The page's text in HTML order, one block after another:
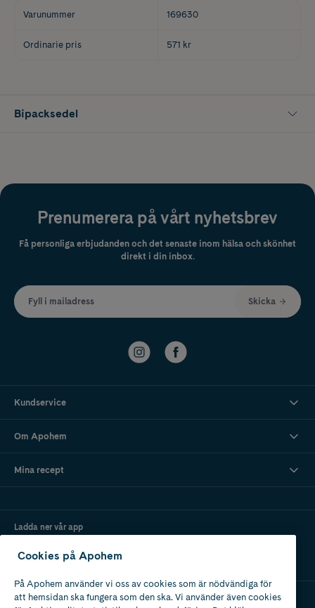
Varunummer 169630
Ordinarie pris 571 kr
Bipacksedel
Prenumerera på vårt nyhetsbrev
Få personliga erbjudanden och det senaste inom hälsa och skönhet
direkt i din inbox.
Fyll i mailadress Skicka
Kundservice
Om Apohem
Mina recept
Ladda ner vår app
Cookies på Apohem
På Apohem använder vi oss av cookies som är nödvändiga för
att hemsidan ska fungera som den ska. Vi använder även cookies